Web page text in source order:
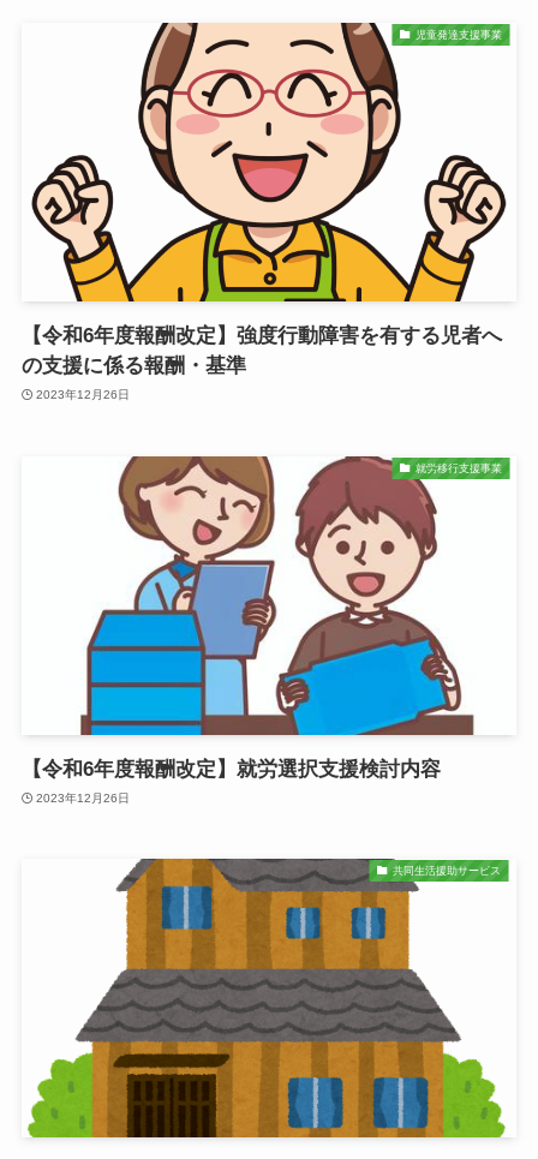
児童発達支援事業
【令和6年度報酬改定】強度行動障害を有する児者へ
の支援に係る報酬・基準
2023年12月26日
就労移行支援事業
【令和6年度報酬改定】就労選択支援検討内容
2023年12月26日
共同生活援助サービス